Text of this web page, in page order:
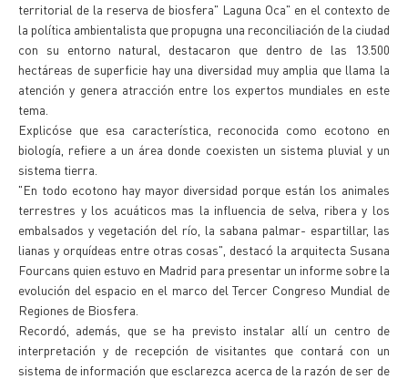
territorial de la reserva de biosfera" Laguna Oca" en el contexto de
la política ambientalista que propugna una reconciliación de la ciudad
con su entorno natural, destacaron que dentro de las 13.500
hectáreas de superficie hay una diversidad muy amplia que llama la
atención y genera atracción entre los expertos mundiales en este
tema.
Explicóse que esa característica, reconocida como ecotono en
biología, refiere a un área donde coexisten un sistema pluvial y un
sistema tierra.
"En todo ecotono hay mayor diversidad porque están los animales
terrestres y los acuáticos mas la influencia de selva, ribera y los
embalsados y vegetación del río, la sabana palmar- espartillar, las
lianas y orquídeas entre otras cosas", destacó la arquitecta Susana
Fourcans quien estuvo en Madrid para presentar un informe sobre la
evolución del espacio en el marco del Tercer Congreso Mundial de
Regiones de Biosfera.
Recordó, además, que se ha previsto instalar allí un centro de
interpretación y de recepción de visitantes que contará con un
sistema de información que esclarezca acerca de la razón de ser de